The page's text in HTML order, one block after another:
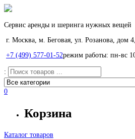
Сервис аренды и шеринга нужных вещей
г. Москва, м. Беговая, ул. Розанова, дом
+7 (499) 577-01-52режим работы: пн-вс
:
0
Корзина
Каталог товаров